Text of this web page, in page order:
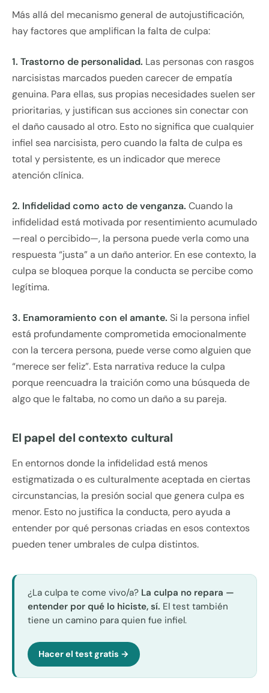
Más allá del mecanismo general de autojustificación,
hay factores que amplifican la falta de culpa:
1. Trastorno de personalidad. Las personas con rasgos
narcisistas marcados pueden carecer de empatía
genuina. Para ellas, sus propias necesidades suelen ser
prioritarias, y justifican sus acciones sin conectar con
el daño causado al otro. Esto no significa que cualquier
infiel sea narcisista, pero cuando la falta de culpa es
total y persistente, es un indicador que merece
atención clínica.
2. Infidelidad como acto de venganza. Cuando la
infidelidad está motivada por resentimiento acumulado
—real o percibido—, la persona puede verla como una
respuesta “justa” a un daño anterior. En ese contexto, la
culpa se bloquea porque la conducta se percibe como
legítima.
3. Enamoramiento con el amante. Si la persona infiel
está profundamente comprometida emocionalmente
con la tercera persona, puede verse como alguien que
“merece ser feliz”. Esta narrativa reduce la culpa
porque reencuadra la traición como una búsqueda de
algo que le faltaba, no como un daño a su pareja.
El papel del contexto cultural
En entornos donde la infidelidad está menos
estigmatizada o es culturalmente aceptada en ciertas
circunstancias, la presión social que genera culpa es
menor. Esto no justifica la conducta, pero ayuda a
entender por qué personas criadas en esos contextos
pueden tener umbrales de culpa distintos.
¿La culpa te come vivo/a? La culpa no repara —
entender por qué lo hiciste, sí. El test también
tiene un camino para quien fue infiel.
Hacer el test gratis →